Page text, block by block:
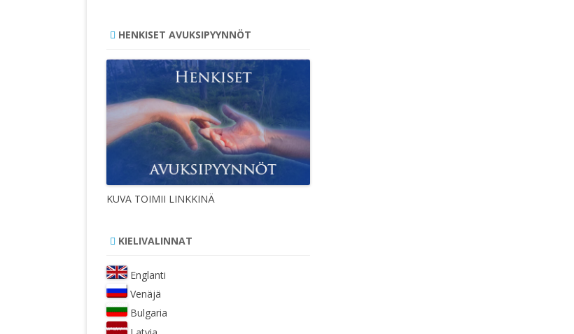
HENKISET AVUKSIPYYNNÖT
KUVA TOIMII LINKKINÄ
KIELIVALINNAT
Englanti
Venäjä
Bulgaria